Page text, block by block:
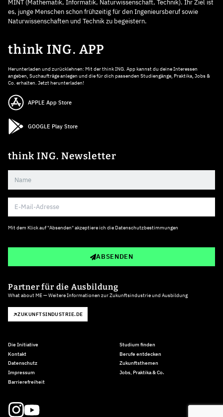
MINT (Mathematik, Informatik, Naturwissenschaft, Technik). Ihr Ziel ist
es, junge Menschen schon frühzeitig für den Ingenieursberuf sowie
Naturwissenschaften und Technik zu begeistern.
think ING. APP
Herunterladen und zurücklehnen: Mit der think ING. App kannst du deine Interessen
angeben, Suchaufträge anlegen und die für dich passenden Studiengänge, Praktika, Jobs &
Co. erhalten. Jetzt herunterladen!
APPLE App Store
GOOGLE Play Store
think ING. Newsletter
Mit dem Klick auf "Absenden" akzeptiere ich die Datenschutzbestimmungen
ABSENDEN
Partner für die Ausbildung
What about ME — Weitere Informationen zur Zukunftsindustrie und Ausbildung
ZUKUNFTSINDUSTRIE.DE
Die Initiative
Kontakt
Datenschutz
Impressum
Barrierefreiheit
Studium finden
Berufe entdecken
Zukunftsthemen
Jobs, Praktika & Co.